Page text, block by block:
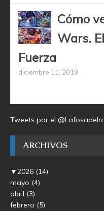
Cómo
Wars.
Fuerza
diciembre 11, 2019
Tweets por el
ARCHIVOS
▼2026 (14)
mayo (4)
abril (3)
febrero (5)